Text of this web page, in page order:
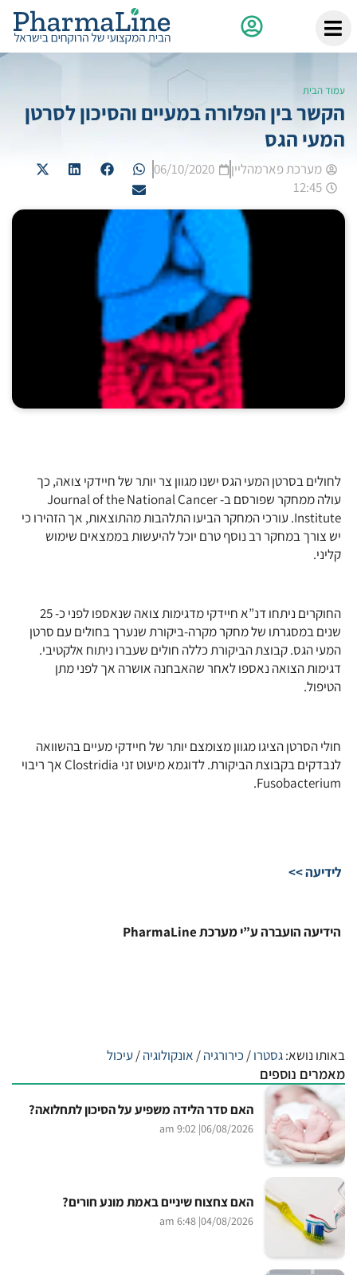
עמוד הבית
הקשר בין הפלורה במעיים והסיכון לסרטן
המעי הגס
מערכת פארמהליין
06/10/2020
12:45
לחולים בסרטן המעי הגס ישנו מגוון צר יותר של חיידקי צואה, כך
עולה ממחקר שפורסם ב- Journal of the National Cancer
Institute. עורכי המחקר הביעו התלהבות מהתוצאות, אך הזהירו כי
יש צורך במחקר רב נוסף טרם יוכל להיעשות בממצאים שימוש
קליני.
החוקרים ניתחו דנ”א חיידקי מדגימות צואה שנאספו לפני כ- 25
שנים במסגרתו של מחקר מקרה-ביקורת שנערך בחולים עם סרטן
המעי הגס. קבוצת הביקורת כללה חולים שעברו ניתוח אלקטיבי.
דגימות הצואה נאספו לאחר שהאבחנה אושרה אך לפני מתן
הטיפול.
חולי הסרטן הציגו מגוון מצומצם יותר של חיידקי מעיים בהשוואה
לנבדקים בקבוצת הביקורת. לדוגמא מיעוט זני Clostridia אך ריבוי
Fusobacterium.
לידיעה >>
הידיעה הועברה ע”י מערכת PharmaLine
באותו נושא:גסטרו/ כירורגיה/ אונקולוגיה/עיכול
מאמרים נוספים
האם סדר הלידה משפיע על הסיכון לתחלואה?
06/08/2026
| 9:02 am
האם צחצוח שיניים באמת מונע חורים?
04/08/2026
| 6:48 am